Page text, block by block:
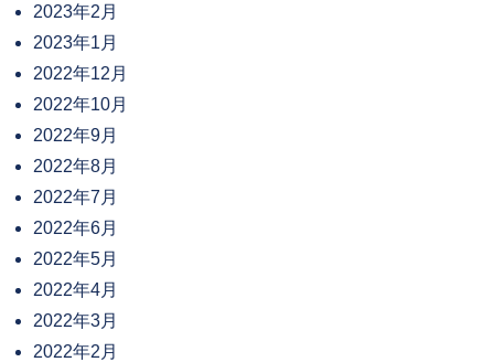
2023年2月
2023年1月
2022年12月
2022年10月
2022年9月
2022年8月
2022年7月
2022年6月
2022年5月
2022年4月
2022年3月
2022年2月